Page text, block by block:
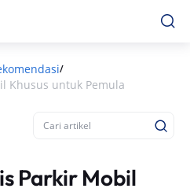
/
Khusus untuk Pemula
Parkir Mobil